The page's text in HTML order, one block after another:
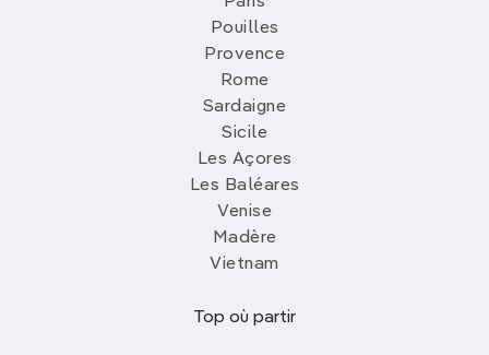
Pouilles
Provence
Rome
Sardaigne
Sicile
Les Açores
Les Baléares
Venise
Madère
Vietnam
Top où partir